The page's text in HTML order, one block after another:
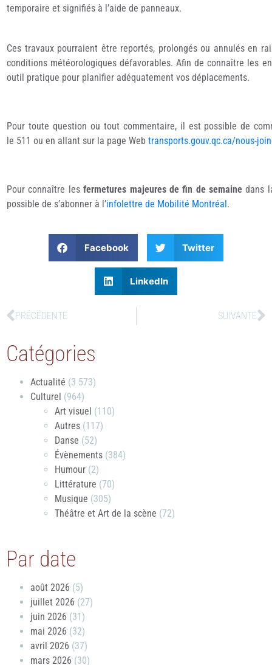
temporaire et signifiés à l’aide de panneaux.
Ces travaux pourraient être reportés, prolongés ou annulés en
conditions météorologiques défavorables. Afin de connaître les
outil pratique pour planifier adéquatement vos déplacements.
Pour toute question ou tout commentaire, il est possible de
le 511 ou en allant sur la page Web transports.gouv.qc.ca/nous-
Pour connaître lesfermetures majeures de fin de semainedans
possible de s’abonner à l’infolettre de Mobilité Montréal.
Facebook Twitter
LinkedIn
PRÉCÉDENTE SUIVANTE
Catégories
Actualité (3 573)
Culturel (964)
Art visuel (110)
Autres (117)
Danse (52)
Évènements (384)
Humour (2)
Littérature (70)
Musique (305)
Théâtre et Art de la scène (72)
Par date
août 2026 (5)
juillet 2026 (27)
juin 2026 (31)
mai 2026 (32)
avril 2026 (37)
mars 2026 (30)